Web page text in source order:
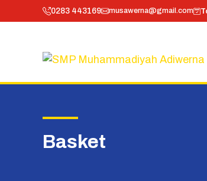
to
0283 443169 musawerna@gmail.com
Basket